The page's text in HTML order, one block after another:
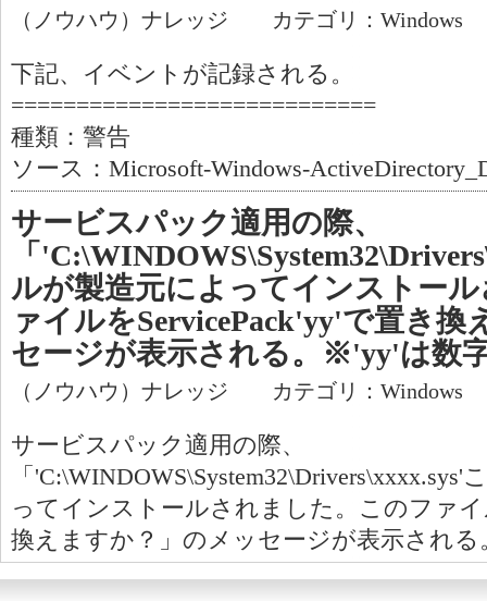
（ノウハウ）ナレッジ カテゴリ：Windows
下記、イベントが記録される。
============================
種類：警告
ソース：Microsoft-Windows-
サービスパック適用の際、
「
ルが製造元によってインストー
ァイルをServicePack'yy'で置き換
セージが表示される。※'yy'は数
（ノウハウ）ナレッジ カテゴリ：Windows
サービスパック適用の際、
「
ってインストールされました。このファイ
換えますか？」のメッセージが表示され